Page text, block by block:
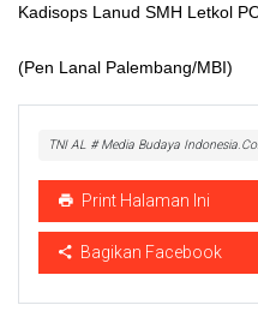
Kadisops Lanud SMH Letkol
(Pen Lanal Palembang/MBI)
TNI AL # Media Budaya
Print Halaman Ini
Bagikan Facebook